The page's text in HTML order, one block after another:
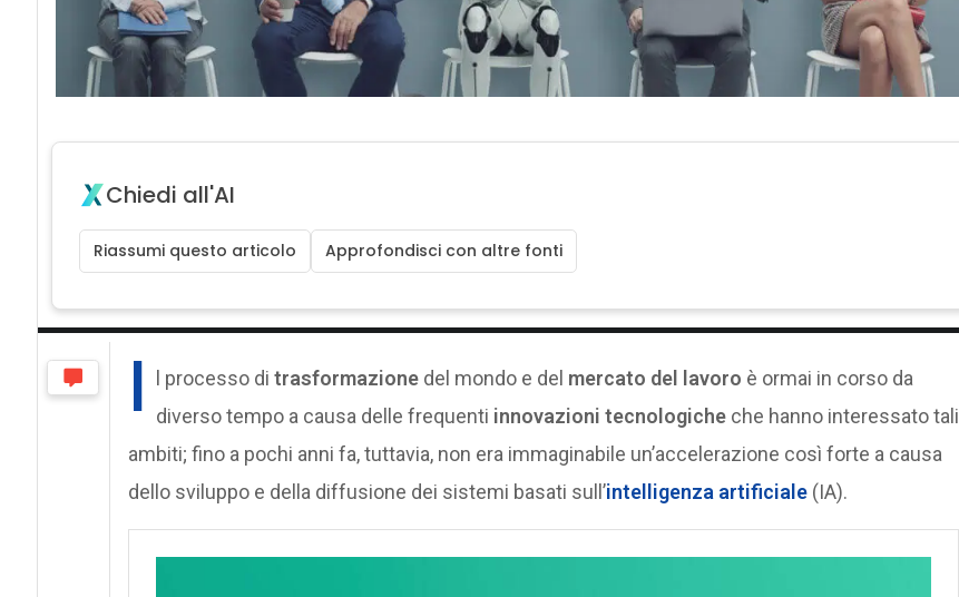
Chiedi all'AI
Riassumi questo articolo Approfondisci con altre fonti
I l processo di trasformazione del mondo e del mercato del lavoro è ormai in corso da
diverso tempo a causa delle frequenti innovazioni tecnologicheche hanno interessato tali
ambiti; fino a pochi anni fa, tuttavia, non era immaginabile un’accelerazione così forte a causa
dello sviluppo e della diffusione dei sistemi basati sull’intelligenza artificiale(IA).